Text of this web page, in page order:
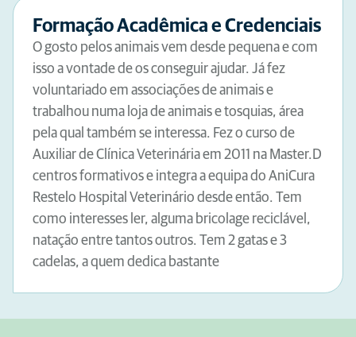
Formação Acadêmica e Credenciais
O gosto pelos animais vem desde pequena e com
isso a vontade de os conseguir ajudar. Já fez
voluntariado em associações de animais e
trabalhou numa loja de animais e tosquias, área
pela qual também se interessa. Fez o curso de
Auxiliar de Clínica Veterinária em 2011 na Master.D
centros formativos e integra a equipa do AniCura
Restelo Hospital Veterinário desde então. Tem
como interesses ler, alguma bricolage reciclável,
natação entre tantos outros. Tem 2 gatas e 3
cadelas, a quem dedica bastante